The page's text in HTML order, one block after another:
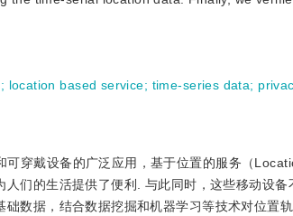
; location based service; time-series data;
可穿戴设备的广泛应用，基于位置的服务（
人们的生活提供了便利. 与此同时，这些移动设
础数据，结合数据挖掘和机器学习等技术对位置